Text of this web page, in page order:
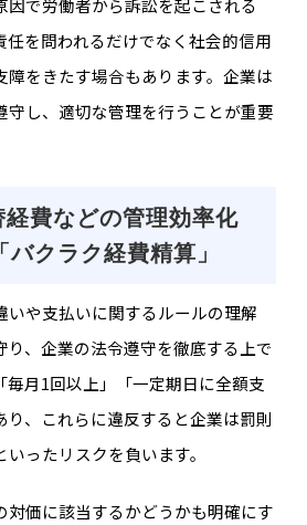
任を問われるだけでなく社会的信用
障をきたす場合もあります。企業は
守し、適切な管理を行うことが重要
費などの管理効率化
バクラク経費精算」
いや支払いに関するルールの理解
り、企業の法令遵守を徹底する上で
毎月1回以上」「一定期日に全額支
、これらに違反すると企業は罰則
ったリスクを負います。
対価に該当するかどうかも明確にす